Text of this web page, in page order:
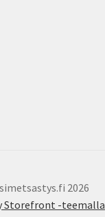
2026
Storefront -teemalla